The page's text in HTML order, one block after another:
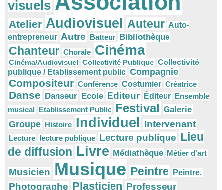
visuels
Atelier Audiovisuel Auteur Auto-
entrepreneur Autre Batteur Bibliothèque
Chanteur Chorale Cinéma
Cinéma/Audiovisuel Collectivité Publique Collectivité
publique / Etablissement public Compagnie
Compositeur Conférence Costumier Créatrice
Danse Danseur Ecole Editeur Éditeur Ensemble
musical Etablissement Public Festival Galerie
Groupe Histoire Individuel Intervenant
Lecture lecture publique Lecture publique Lieu
de diffusion Livre Médiathèque Métier d'art
Musicien Musique Peintre Peintre.
Photographe Plasticien Professeur